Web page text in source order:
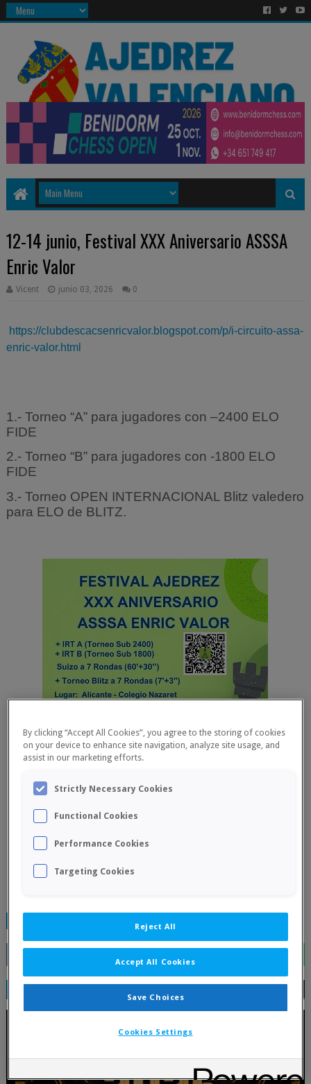
12-14 junio, Festival XXX Aniversario ASSSA
Enric Valor
Vicent junio 03, 2026 0
https://clubdescacsenricvalor.blogspot.com/p/i-circuito-assa-
enric-valor.html
1.- Torneo “A” para jugadores con –2400 ELO
FIDE
2.- Torneo “B” para jugadores con -1800 ELO
FIDE
3.- Torneo OPEN INTERNACIONAL Blitz valedero
para ELO de BLITZ.
RELATED POSTS
By clicking “Accept All Cookies”, you agree to the storing of cookies
on your device to enhance site navigation, analyze site usage, and
assist in our marketing efforts.
Strictly Necessary Cookies
Functional Cookies
Performance Cookies
Targeting Cookies
Reject All
Accept All Cookies
Save Choices
Cookies Settings